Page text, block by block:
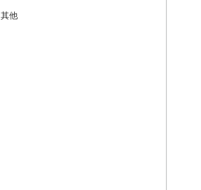
其他